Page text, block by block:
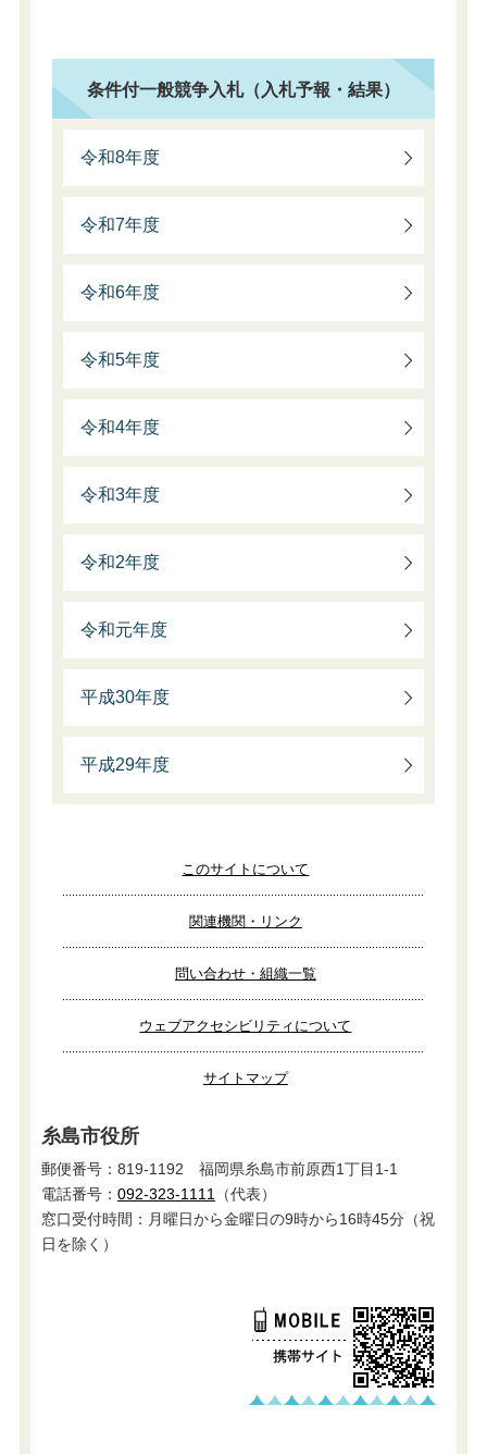
条件付一般競争入札（入札予報・結果）
令和8年度
令和7年度
令和6年度
令和5年度
令和4年度
令和3年度
令和2年度
令和元年度
平成30年度
平成29年度
このサイトについて
関連機関・リンク
問い合わせ・組織一覧
ウェブアクセシビリティについて
サイトマップ
糸島市役所
郵便番号：819-1192 福岡県糸島市前原西1丁目1-1
電話番号： 092-323-1111（代表）
窓口受付時間：月曜日から金曜日の9時から16時45分（祝
日を除く）